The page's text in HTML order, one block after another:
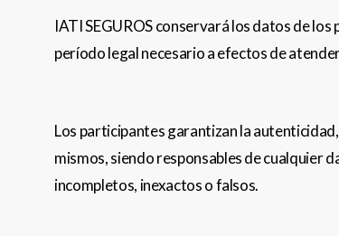
IATI SEGUROS conservará los datos de
período legal necesario a efectos de
Los participantes garantizan la
mismos, siendo responsables de cualquier
incompletos, inexactos o falsos.